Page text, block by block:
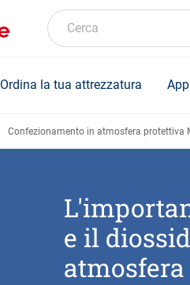
Cerca
Ordina la tua attrezzatura
Confezionamento in atmosfera protettiva
e il